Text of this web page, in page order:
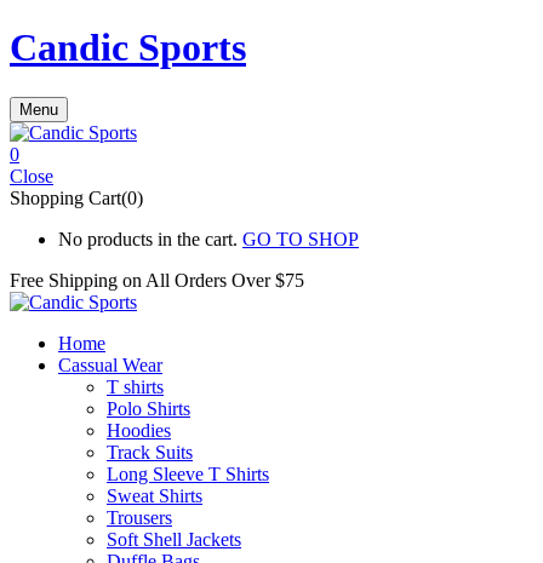
Candic Sports
Menu
0
Close
Shopping Cart(0)
No products in the cart. GO TO SHOP
Free Shipping on All Orders Over $75
Home
Cassual Wear
T shirts
Polo Shirts
Hoodies
Track Suits
Long Sleeve T Shirts
Sweat Shirts
Trousers
Soft Shell Jackets